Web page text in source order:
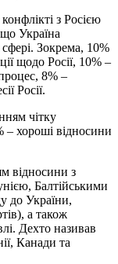
з Росією
Україна
Зокрема, 10%
щодо Росії, 10% –
8% –
Росії.
чітку
хороші відносини
відносини з
Балтійськими
до України,
а також
Дехто називав
Канади та